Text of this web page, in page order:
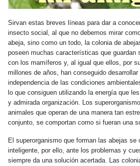
Sirvan estas breves líneas para dar a
insecto social, al que no debemos mirar
abeja, sino como un todo, la colonia de
poseen muchas características que guardan
con los mamíferos y, al igual que ellos, por
millones de años, han conseguido
independencia de las condiciones
lo que consiguen utilizando la energía que
y admirada organización. Los
animales que operan de una manera tan
conjunto, se comportan como si fueran una
El superorganismo que forman las abejas se
inteligente, por ello, ante los problemas y
siempre da una solución acertada. Las